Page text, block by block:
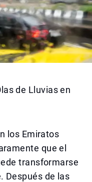
de Lluvias en
los Emiratos
que el
transformarse
Después de las